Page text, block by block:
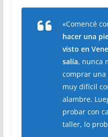
«Comencé
hacer una
visto en
salía, nunca
comprar una
muy difícil
alambre.
probar con
taller, lo